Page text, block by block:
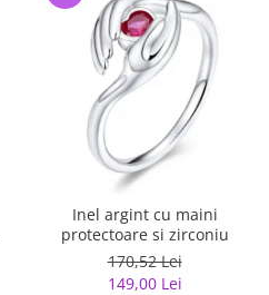
Inel argint cu maini
protectoare si zirconiu
170,52 Lei
149,00 Lei